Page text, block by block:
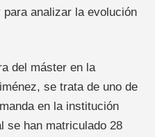
analizar la evolución
del máster en la
se trata de uno de
en la institución
se han matriculado 28